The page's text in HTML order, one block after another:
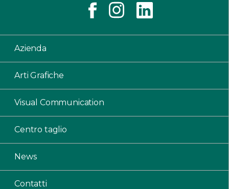
Azienda
Arti Grafiche
Visual Communication
Centro taglio
News
Contatti